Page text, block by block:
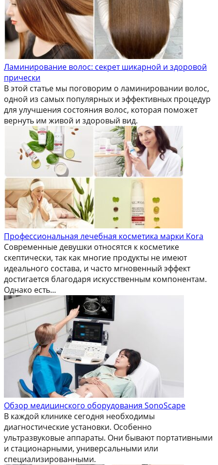
Ламинирование волос: секрет шикарной и здоровой
прически
В этой статье мы поговорим о ламинировании волос,
одной из самых популярных и эффективных процедур
для улучшения состояния волос, которая поможет
вернуть им живой и здоровый вид.
Профессиональная лечебная косметика марки Kora
Современные девушки относятся к косметике
скептически, так как многие продукты не имеют
идеального состава, и часто мгновенный эффект
достигается благодаря искусственным компонентам.
Однако есть...
Обзор медицинского оборудования SonoScape
В каждой клинике сегодня необходимы
диагностические установки. Особенно
ультразвуковые аппараты. Они бывают портативными
и стационарными, универсальными или
специализированными.